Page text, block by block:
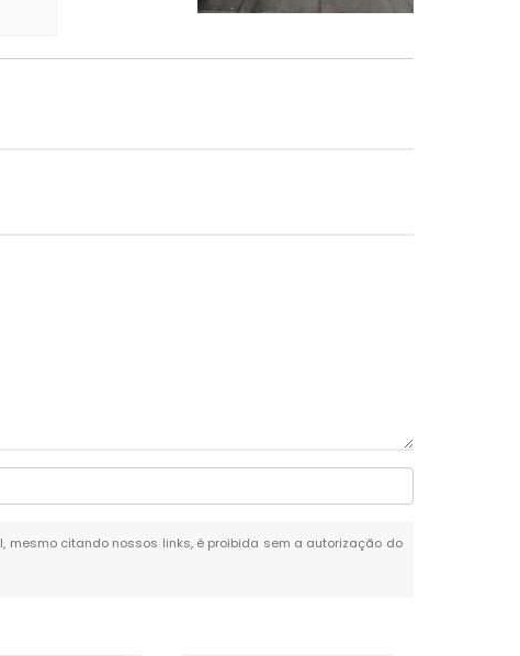
mesmo citando nossos links, é proibida sem a autorização do